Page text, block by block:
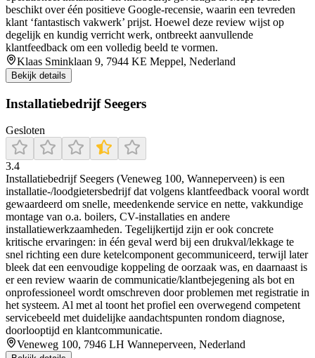
beschikt over één positieve Google-recensie, waarin een tevreden
klant ‘fantastisch vakwerk’ prijst. Hoewel deze review wijst op
degelijk en kundig verricht werk, ontbreekt aanvullende
klantfeedback om een volledig beeld te vormen.
Klaas Sminklaan 9, 7944 KE Meppel, Nederland
Bekijk details
Installatiebedrijf Seegers
Gesloten
3.4
Installatiebedrijf Seegers (Veneweg 100, Wanneperveen) is een
installatie-/loodgietersbedrijf dat volgens klantfeedback vooral wordt
gewaardeerd om snelle, meedenkende service en nette, vakkundige
montage van o.a. boilers, CV-installaties en andere
installatiewerkzaamheden. Tegelijkertijd zijn er ook concrete
kritische ervaringen: in één geval werd bij een drukval/lekkage te
snel richting een dure ketelcomponent gecommuniceerd, terwijl later
bleek dat een eenvoudige koppeling de oorzaak was, en daarnaast is
er een review waarin de communicatie/klantbejegening als bot en
onprofessioneel wordt omschreven door problemen met registratie in
het systeem. Al met al toont het profiel een overwegend competent
servicebeeld met duidelijke aandachtspunten rondom diagnose,
doorlooptijd en klantcommunicatie.
Veneweg 100, 7946 LH Wanneperveen, Nederland